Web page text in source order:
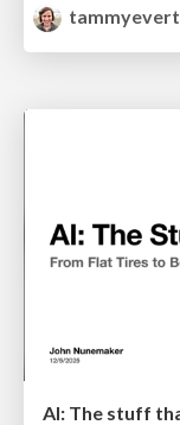
AI: The stuff